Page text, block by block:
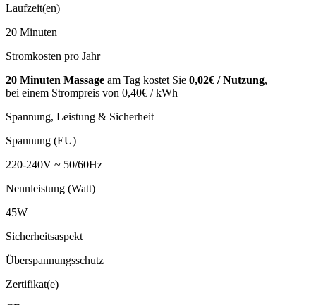
Laufzeit(en)
20 Minuten
Stromkosten pro Jahr
20 Minuten Massage am Tag kostet Sie 0,02€ / Nutzung,
bei einem Strompreis von 0,40€ / kWh
Spannung, Leistung & Sicherheit
Spannung (EU)
220-240V ~ 50/60Hz
Nennleistung (Watt)
45W
Sicherheitsaspekt
Überspannungsschutz
Zertifikat(e)